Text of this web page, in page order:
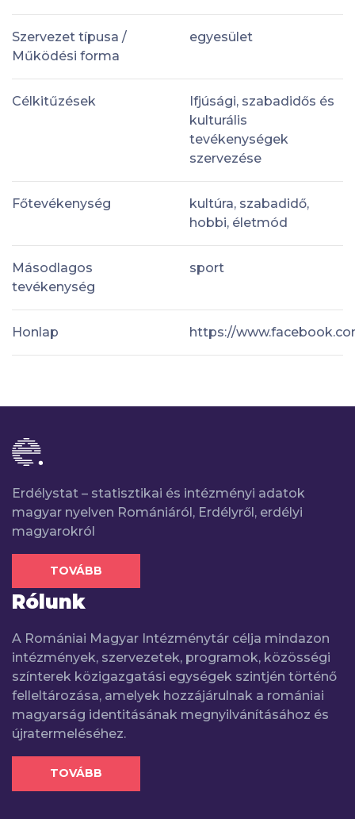
Szervezet típusa /
Működési forma
egyesület
Célkitűzések
Ifjúsági, szabadidős és
kulturális
tevékenységek
szervezése
Főtevékenység
kultúra, szabadidő,
hobbi, életmód
Másodlagos
tevékenység
sport
Honlap https://
Erdélystat – statisztikai és intézményi adatok
magyar nyelven Romániáról, Erdélyről, erdélyi
magyarokról
TOVÁBB
Rólunk
A Romániai Magyar Intézménytár célja mindazon
intézmények, szervezetek, programok, közösségi
színterek közigazgatási egységek szintjén történő
felleltározása, amelyek hozzájárulnak a romániai
magyarság identitásának megnyilvánításához és
újratermeléséhez.
TOVÁBB